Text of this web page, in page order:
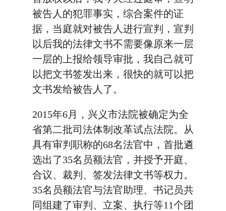
被告人的犯罪事实，综合案件的证
据，当庭就对被告人进行宣判，宣判
以后我的法律文书不需要像原来一层
一层的上报给领导审批，我自己就可
以把文书签发出来，很快的就可以把
文书发给被告人了。
2015年6月，兴义市法院被确定为全
省第二批司法体制改革试点法院。从
具有审判职称的68名法官中，首批遴
选出了35名员额法官，并授予开庭、
合议、裁判、签发法律文书等权力。
35名员额法官与法官助理、书记员共
同组建了审判、立案、执行等11个团